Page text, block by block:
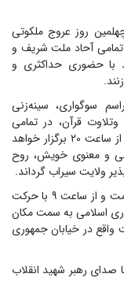
روز عروج ملکوتی
تمامی آحاد ملت شریف و
با حضوری حداکثری و
سوگواری، سینه‌زنی
قرآن، در تمامی
میادین اصلی، مساجد و بقاع متبرکه سراسر کشور از ساعت ۲۰ برگزار خواهد
و معنوی خویش، روح
ولایت سیراب گرداند.
روز پنج‌شنبه، همزمان با عروج ملکوتی قائد شهید امت و از ساعت ۹ با حرکت
اسلامی به سمت مکان
در خیابان جمهوری
رهبر شهید انقلاب